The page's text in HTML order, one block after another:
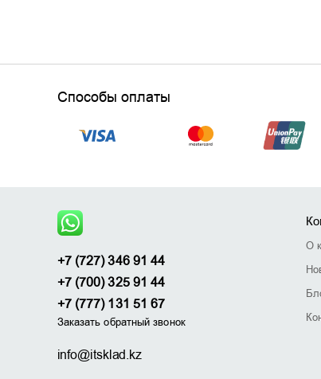
Способы оплаты
+7 (727) 346 91 44
+7 (700) 325 91 44
+7 (777) 131 51 67
Заказать обратный звонок
info@itsklad.kz
О